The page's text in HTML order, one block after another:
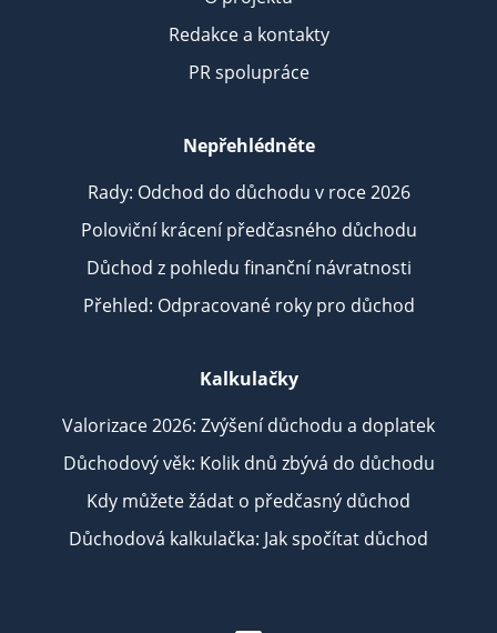
Redakce a kontakty
PR spolupráce
Nepřehlédněte
Rady: Odchod do důchodu v roce 2026
Poloviční krácení předčasného důchodu
Důchod z pohledu finanční návratnosti
Přehled: Odpracované roky pro důchod
Kalkulačky
Valorizace 2026: Zvýšení důchodu a doplatek
Důchodový věk: Kolik dnů zbývá do důchodu
Kdy můžete žádat o předčasný důchod
Důchodová kalkulačka: Jak spočítat důchod